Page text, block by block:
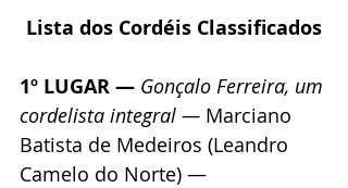
Lista dos Cordéis Classificados
1º LUGAR — Gonçalo Ferreira, um
cordelista integral — Marciano
Batista de Medeiros (Leandro
Camelo do Norte) —